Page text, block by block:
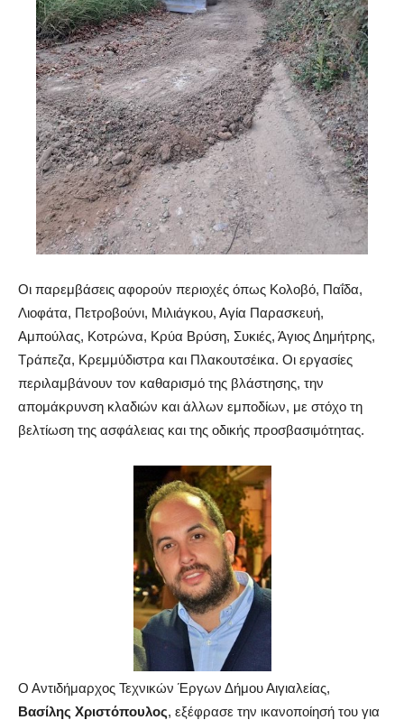
Οι παρεμβάσεις αφορούν περιοχές όπως Κολοβό, Παΐδα,
Λιοφάτα, Πετροβούνι, Μιλιάγκου, Αγία Παρασκευή,
Αμπούλας, Κοτρώνα, Κρύα Βρύση, Συκιές, Άγιος Δημήτρης,
Τράπεζα, Κρεμμύδιστρα και Πλακουτσέικα. Οι εργασίες
περιλαμβάνουν τον καθαρισμό της βλάστησης, την
απομάκρυνση κλαδιών και άλλων εμποδίων, με στόχο τη
βελτίωση της ασφάλειας και της οδικής προσβασιμότητας.
Ο Αντιδήμαρχος Τεχνικών Έργων Δήμου Αιγιαλείας,
Βασίλης Χριστόπουλος, εξέφρασε την ικανοποίησή του για